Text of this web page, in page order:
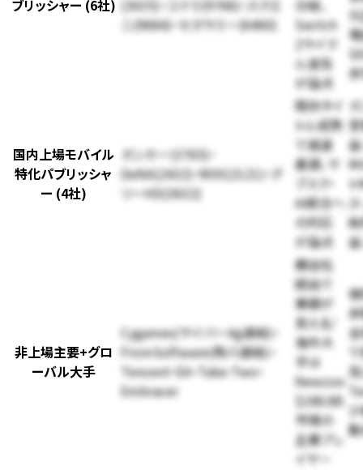
ブリッシャー (6社) (3635)・コナミ(9766)・スクエ
ニ(9684)・セガサミー(6460)
分岐、
Switch
2サイク
ル波及
が論点
増
国内上場モバイル
特化パブリッシャ
ー (4社)
ガンホー(3765)・
DeNA(2432)・MIXI(2121)・グ
リーHD(3632)
既存タイ
トル成熟
で減速
基調、サ
ブスク・
AI統合へ
の対応
が論点
非上場主要+グロ
ーバル大手
Cygames(サイバーAg連結)・
FromSoftware(角川連結)・
Tencent・EA・Take-Two・
Embracer
親会社
経由で
業績が
見える/
海外大
手は
Newzoo
$188.8B
市場の
主要プレ
イヤー
及